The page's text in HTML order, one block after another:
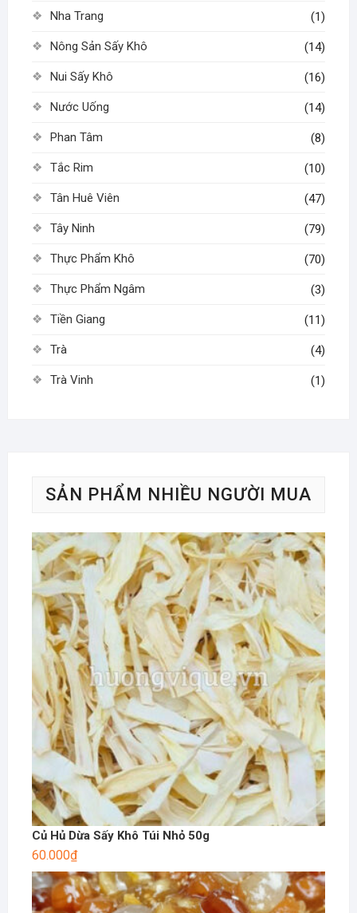
Nha Trang (1)
Nông Sản Sấy Khô (14)
Nui Sấy Khô (16)
Nước Uống (14)
Phan Tâm (8)
Tắc Rim (10)
Tân Huê Viên (47)
Tây Ninh (79)
Thực Phẩm Khô (70)
Thực Phẩm Ngâm (3)
Tiền Giang (11)
Trà (4)
Trà Vinh (1)
SẢN PHẨM NHIỀU NGƯỜI MUA
Củ Hủ Dừa Sấy Khô Túi Nhỏ 50g
60.000₫